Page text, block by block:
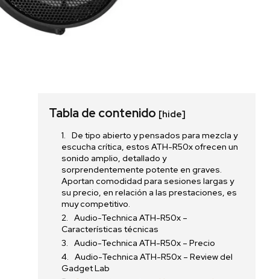
Tabla de contenido [hide]
De tipo abierto y pensados para mezcla y
escucha crítica, estos ATH-R50x ofrecen un
sonido amplio, detallado y
sorprendentemente potente en graves.
Aportan comodidad para sesiones largas y
su precio, en relación a las prestaciones, es
muy competitivo.
Audio-Technica ATH-R50x –
Características técnicas
Audio-Technica ATH-R50x – Precio
Audio-Technica ATH-R50x – Review del
Gadget Lab